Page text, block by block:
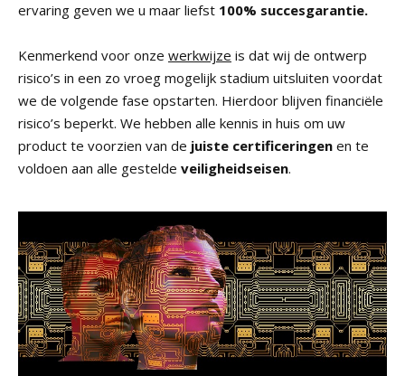
ervaring geven we u maar liefst 100% succesgarantie.
Kenmerkend voor onze werkwijze is dat wij de ontwerp
risico’s in een zo vroeg mogelijk stadium uitsluiten voordat
we de volgende fase opstarten. Hierdoor blijven financiële
risico’s beperkt. We hebben alle kennis in huis om uw
product te voorzien van de juiste certificeringen en te
voldoen aan alle gestelde veiligheidseisen.